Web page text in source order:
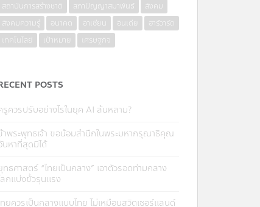
สถาบันการสร้างชาติ
สภาปัญญาสมาพันธ์
สังคม
สังคมความรู้
อนาคต อาเซียน อินเดีย
ฮาร์วาร์ด
เทคโนโลยี
เป้าหมาย เศรษฐกิจ
POSTS
รูควรปรับอย่างไรในยุค AI ล้นหลาม?
าพระพุทธเจ้า ขอน้อมสำนึกในพระมหากรุณาธิคุณ
นหาที่สุดมิได้
ทธศาสตร์ “ไทยเป็นกลาง” เอาตัวรอดท่ามกลาง
ลกแบ่งขั้วรุนแรง
ทยควรเป็นกลางแบบไทย ไม่เหมือนสวิตเซอร์แลนด์